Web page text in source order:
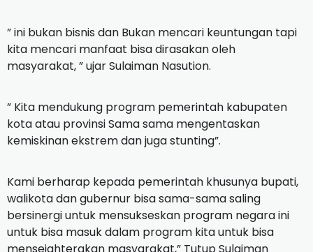
” ini bukan bisnis dan Bukan mencari keuntungan tapi
kita mencari manfaat bisa dirasakan oleh
masyarakat, ” ujar Sulaiman Nasution.
” Kita mendukung program pemerintah kabupaten
kota atau provinsi Sama sama mengentaskan
kemiskinan ekstrem dan juga stunting”.
Kami berharap kepada pemerintah khusunya bupati,
walikota dan gubernur bisa sama-sama saling
bersinergi untuk mensukseskan program negara ini
untuk bisa masuk dalam program kita untuk bisa
mensejahterakan masyarakat,” Tutup Sulaiman